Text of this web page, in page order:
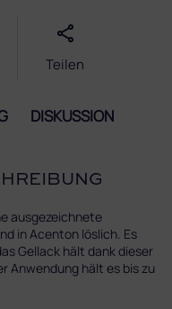
Teilen
DISKUSSION
ausgezeichnete
in Acenton löslich. Es
Gellack hält dank dieser
Anwendung hält es bis zu